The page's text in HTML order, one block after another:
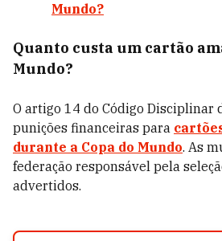
Mundo?
Quanto custa um cartão
Mundo?
O artigo 14 do Código Disciplinar
punições financeiras para
durante a Copa do Mundo. As
federação responsável pela
advertidos.